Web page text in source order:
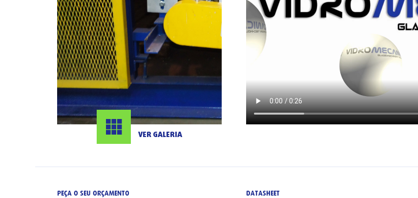
VER GALERIA
PEÇA O SEU ORÇAMENTO DATASHEET